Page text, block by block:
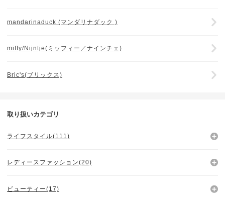
mandarinaduck (マンダリナダック )
miffy/Nijntje(ミッフィー／ナインチェ)
Bric's(ブリックス)
取り扱いカテゴリ
ライフスタイル(111)
レディースファッション(20)
ビューティー(17)